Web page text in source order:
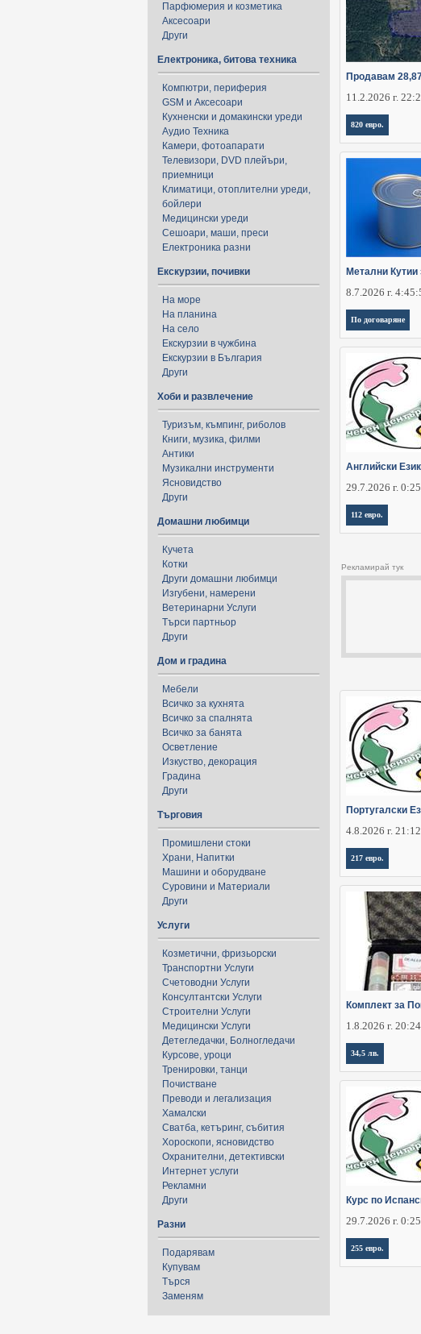
Парфюмерия и козметика
Аксесоари
Други
Електроника, битова техника
Компютри, периферия
GSM и Аксесоари
Кухненски и домакински уреди
Аудио Техника
Камери, фотоапарати
Телевизори, DVD плейъри,
приемници
Климатици, отоплителни уреди,
бойлери
Медицински уреди
Сешоари, маши, преси
Електроника разни
Екскурзии, почивки
На море
На планина
На село
Екскурзии в чужбина
Екскурзии в България
Други
Хоби и развлечение
Туризъм, къмпинг, риболов
Книги, музика, филми
Антики
Музикални инструменти
Ясновидство
Други
Домашни любимци
Кучета
Котки
Други домашни любимци
Изгубени, намерени
Ветеринарни Услуги
Търси партньор
Други
Дом и градина
Мебели
Всичко за кухнята
Всичко за спалнята
Всичко за банята
Осветление
Изкуство, декорация
Градина
Други
Търговия
Промишлени стоки
Храни, Напитки
Машини и оборудване
Суровини и Материали
Други
Услуги
Козметични, фризьорски
Транспортни Услуги
Счетоводни Услуги
Консултантски Услуги
Строителни Услуги
Медицински Услуги
Детегледачки, Болногледачи
Курсове, уроци
Тренировки, танци
Почистване
Преводи и легализация
Хамалски
Сватба, кетъринг, събития
Хороскопи, ясновидство
Охранителни, детективски
Интернет услуги
Рекламни
Други
Разни
Подарявам
Купувам
Търся
Заменям
Продавам
11.2.2026 г.
820 евро.
Метални Кутии
8.7.2026 г.
По договаряне
Английски
29.7.2026 г.
112 евро.
Рекламирай тук
Португалски
4.8.2026 г.
217 евро.
Комплект за
1.8.2026 г.
34,5 лв.
Курс по
29.7.2026 г.
255 евро.